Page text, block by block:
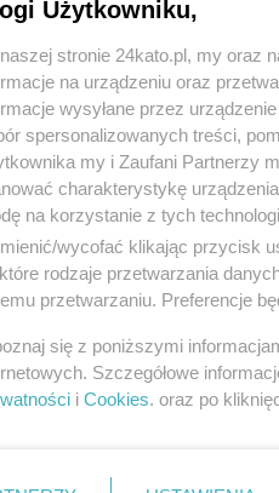
REKLAMA
Użytkowniku,
stronie 24kato.pl, my oraz
na urządzeniu oraz
wysyłane przez
spersonalizowanych treści,
my i Zaufani Partnerzy
charakterystykę
na korzystanie z tych
wycofać klikając przycisk
rodzaje przetwarzania
przetwarzaniu. Preferencje
się z poniższymi
Szczegółowe
i Cookies. oraz po